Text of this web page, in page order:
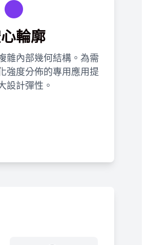
輪廓
雜內部幾何結構。為需
強度分佈的專用應用提
設計彈性。